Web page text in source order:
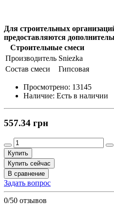
Для строительных
предоставляются
Строительные смеси
Производитель Sniezka
Состав смеси
Гипсовая
Просмотрено: 13145
Наличие: Есть в наличии
557.34 грн
Купить
Купить сейчас
В сравнение
Задать вопрос
0/50 отзывов